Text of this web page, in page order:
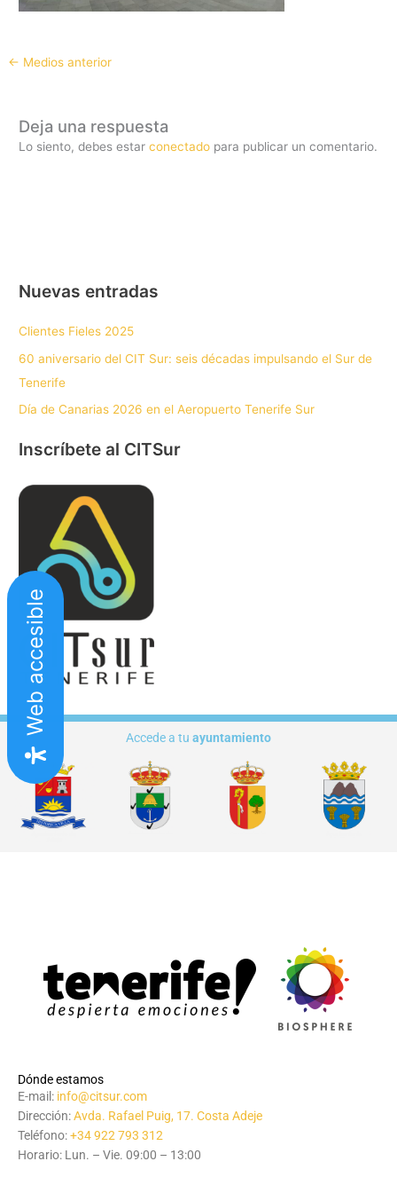
← Medios anterior
Deja una respuesta
Lo siento, debes estarconectado para publicar un comentario.
Nuevas entradas
Clientes Fieles 2025
60 aniversario del CIT Sur: seis décadas impulsando el Sur de
Tenerife
Día de Canarias 2026 en el Aeropuerto Tenerife Sur
Inscríbete al CITSur
Accede a tu ayuntamiento
Dónde estamos
E-mail: info@citsur.com
Dirección:Avda. Rafael Puig, 17. Costa Adeje
Teléfono:+34 922 793 312
Horario: Lun. – Vie. 09:00 – 13:00
Web accesible